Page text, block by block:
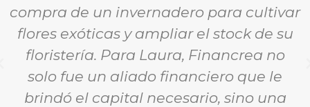
compra de un invernadero para cultivar
flores exóticas y ampliar el stock de su
floristería. Para Laura, Financrea no
solo fue un aliado financiero que le
brindó el capital necesario, sino una